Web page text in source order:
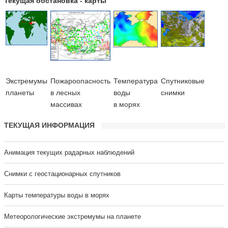
Экстремумы
планеты
Пожароопасность
в лесных
массивах
Температура
воды
в морях
Cпутниковые
снимки
ТЕКУЩАЯ ИНФОРМАЦИЯ
Анимация текущих радарных наблюдений
Cнимки с геостационарных спутников
Карты температуры воды в морях
Метеорологические экстремумы на планете